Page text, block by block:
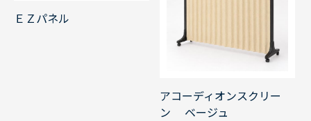
ＥＺパネル
アコーディオンスクリー
ン ベージュ